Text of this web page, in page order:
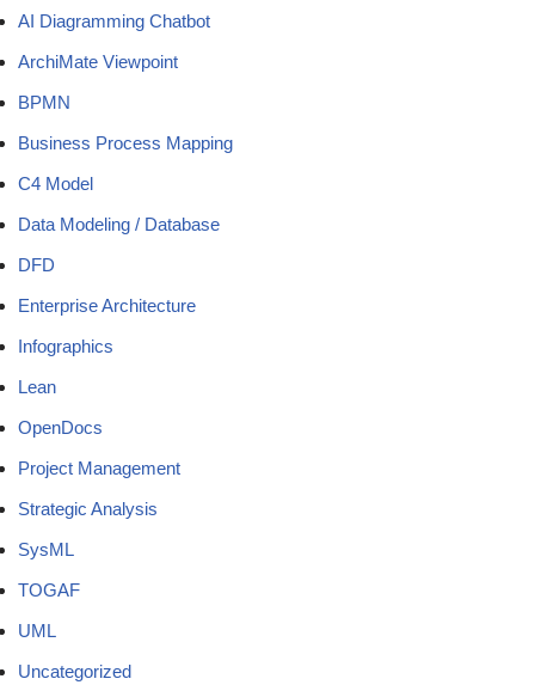
AI Diagramming Chatbot
ArchiMate Viewpoint
BPMN
Business Process Mapping
C4 Model
Data Modeling / Database
DFD
Enterprise Architecture
Infographics
Lean
OpenDocs
Project Management
Strategic Analysis
SysML
TOGAF
UML
Uncategorized